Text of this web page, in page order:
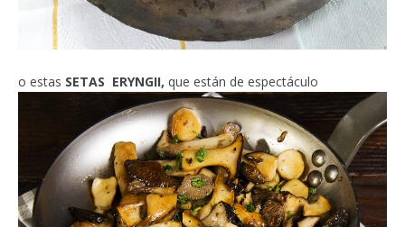
o estas SETAS ERYNGII, que están de espectáculo